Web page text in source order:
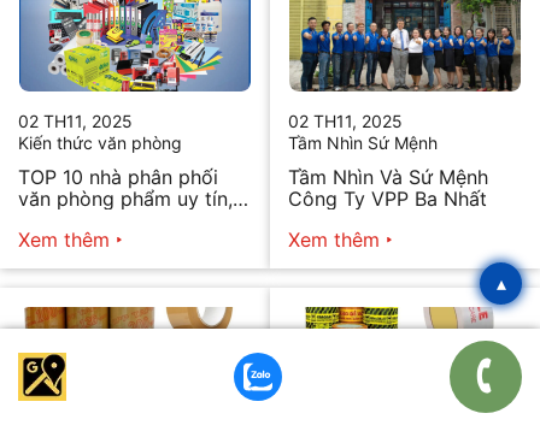
02 TH11, 2025
Kiến thức văn phòng
TOP 10 nhà phân phối
văn phòng phẩm uy tín,
Xem thêm
02 TH11, 2025
Tầm Nhìn Sứ Mệnh
Tầm Nhìn Và Sứ Mệnh
Công Ty VPP Ba Nhất
Xem thêm
▴